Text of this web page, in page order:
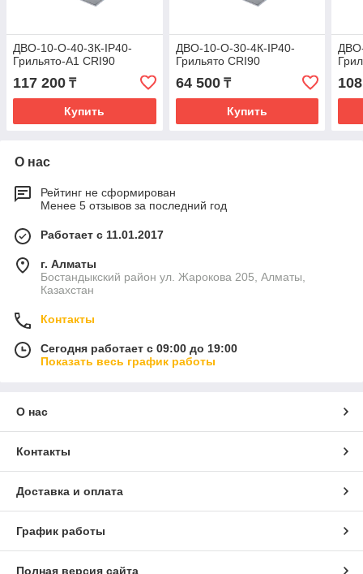
ДВО-10-О-40-3К-IP40-
Грильято-А1 CRI90
117 200 ₸
Купить
ДВО-10-О-30-4К-IP40-
Грильято CRI90
64 500₸
Купить
О нас
Рейтинг не сформирован
Менее 5 отзывов за последний год
Работает с 11.01.2017
г. Алматы
Бостандыкский район ул. Жарокова 205, Алматы,
Казахстан
Контакты
Сегодня работает с 09:00 до 19:00
Показать весь график работы
О нас
Контакты
Доставка и оплата
График работы
Полная версия сайта